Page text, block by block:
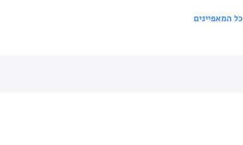
כל המאפיינים